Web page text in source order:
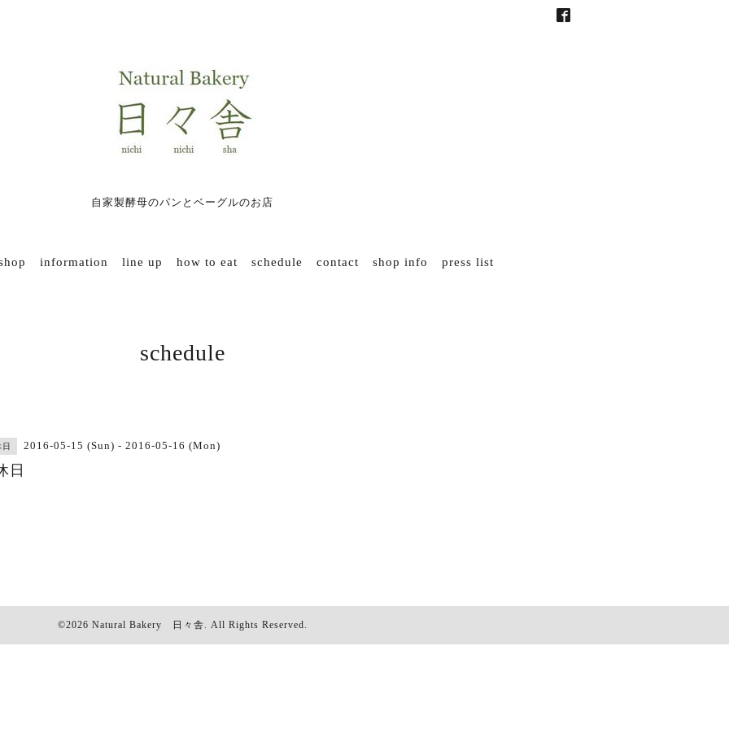
自家製酵母のパンとベーグルのお店
information line up how to eat schedule contact shop info press list
schedule
2016-05-15 (Sun) - 2016-05-16 (Mon)
日
©2026 Natural Bakery 日々舎 . All Rights Reserved.